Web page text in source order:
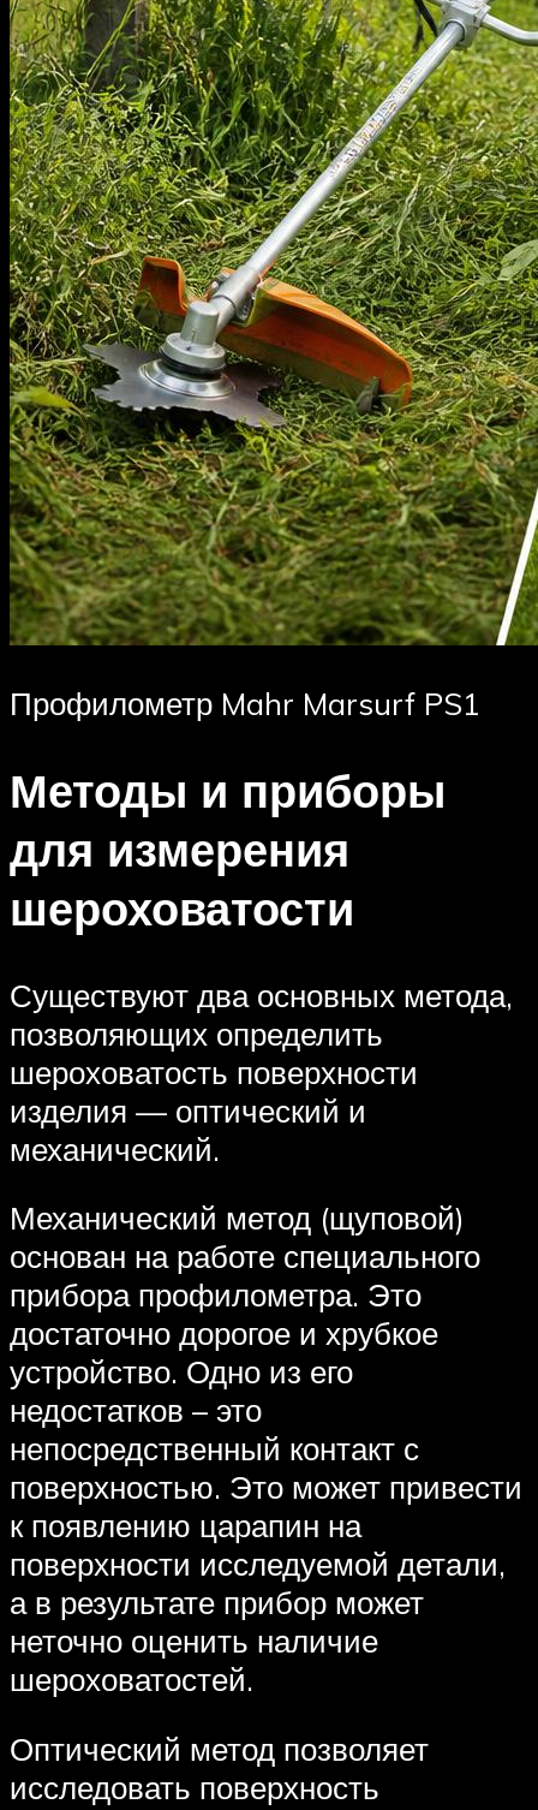
Профилометр Mahr Marsurf PS1
Методы и приборы
для измерения
шероховатости
Существуют два основных метода,
позволяющих определить
шероховатость поверхности
изделия — оптический и
механический.
Механический метод (щуповой)
основан на работе специального
прибора профилометра. Это
достаточно дорогое и хрубкое
устройство. Одно из его
недостатков – это
непосредственный контакт с
поверхностью. Это может привести
к появлению царапин на
поверхности исследуемой детали,
а в результате прибор может
неточно оценить наличие
шероховатостей.
Оптический метод позволяет
исследовать поверхность